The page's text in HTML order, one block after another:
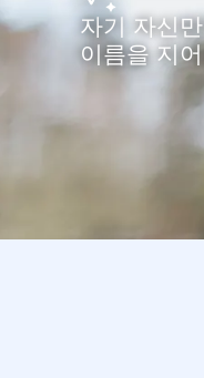
자기 자신
이름을 지